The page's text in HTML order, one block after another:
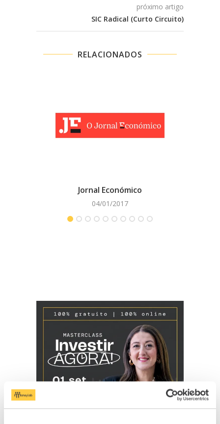
próximo artigo
SIC Radical (Curto Circuito)
RELACIONADOS
Jornal Económico
04/01/2017